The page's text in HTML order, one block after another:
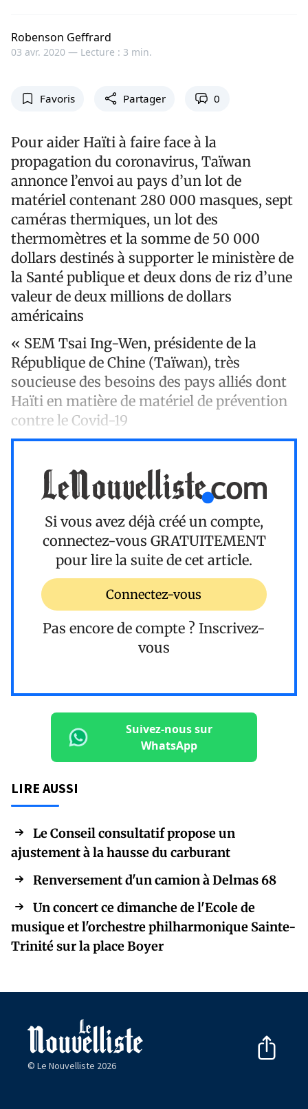
Robenson Geffrard
03 avr. 2020 — Lecture : 3 min.
Favoris Partager 0
Pour aider Haïti à faire face à la
propagation du coronavirus, Taïwan
annonce l’envoi au pays d’un lot de
matériel contenant 280 000 masques, sept
caméras thermiques, un lot des
thermomètres et la somme de 50 000
dollars destinés à supporter le ministère de
la Santé publique et deux dons de riz d’une
valeur de deux millions de dollars
américains
« SEM Tsai Ing-Wen, présidente de la
République de Chine (Taïwan), très
soucieuse des besoins des pays alliés dont
Haïti en matière de matériel de prévention
contre le Covid-19
Si vous avez déjà créé un compte,
connectez-vous GRATUITEMENT
pour lire la suite de cet article.
Connectez-vous
Pas encore de compte ? Inscrivez-
vous
Suivez-nous sur
WhatsApp
LIRE AUSSI
Le Conseil consultatif propose un
ajustement à la hausse du carburant
Renversement d'un camion à Delmas 68
Un concert ce dimanche de l'Ecole de
musique et l'orchestre philharmonique Sainte-
Trinité sur la place Boyer
© Le Nouvelliste 2026